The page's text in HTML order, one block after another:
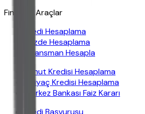
Finansal Araçlar
Kredi Hesaplama
Yüzde Hesaplama
Finansman Hesapla
Konut Kredisi Hesaplama
İhtiyaç Kredisi Hesaplama
Merkez Bankası Faiz Kararı
Kredi Başvurusu